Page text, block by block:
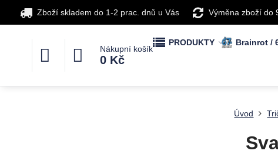
Zboží skladem do 1-2 prac. dnů u Vás Výměna zboží do
Nákupní košík
0 Kč
PRODUKTY Brainrot /
Úvod